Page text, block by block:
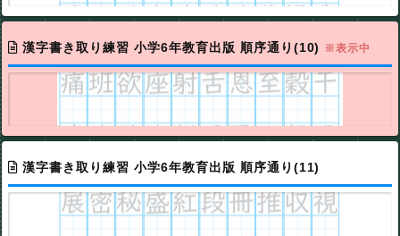
漢字書き取り練習 小学6年教育出版 順序通り(10) ※表示中
漢字書き取り練習 小学6年教育出版 順序通り(11)